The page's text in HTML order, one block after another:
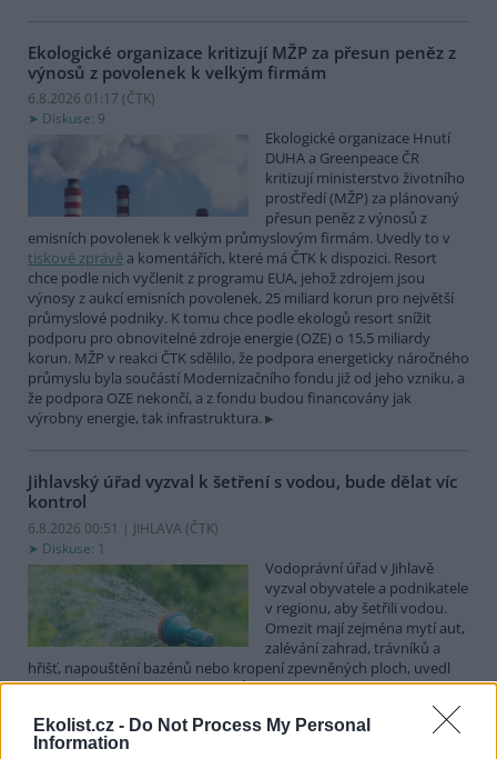
Ekolist.cz - Do Not Process My Personal
Information
Ekologické organizace kritizují MŽP za přesun peněz z
výnosů z povolenek k velkým firmám
6.8.2026 01:17 (ČTK)
Diskuse: 9
Ekologické organizace Hnutí
DUHA a Greenpeace ČR
kritizují ministerstvo životního
prostředí (MŽP) za plánovaný
přesun peněz z výnosů z
emisních povolenek k velkým průmyslovým firmám. Uvedly to v
tiskové zprávě a komentářích, které má ČTK k dispozici. Resort
chce podle nich vyčlenit z programu EUA, jehož zdrojem jsou
výnosy z aukcí emisních povolenek, 25 miliard korun pro největší
průmyslové podniky. K tomu chce podle ekologů resort snížit
podporu pro obnovitelné zdroje energie (OZE) o 15,5 miliardy
korun. MŽP v reakci ČTK sdělilo, že podpora energeticky náročného
průmyslu byla součástí Modernizačního fondu již od jeho vzniku, a
že podpora OZE nekončí, a z fondu budou financovány jak
výrobny energie, tak infrastruktura.
Jihlavský úřad vyzval k šetření s vodou, bude dělat víc
kontrol
6.8.2026 00:51 | JIHLAVA (ČTK)
Diskuse: 1
Vodoprávní úřad v Jihlavě
vyzval obyvatele a podnikatele
v regionu, aby šetřili vodou.
Omezit mají zejména mytí aut,
zalévání zahrad, trávníků a
hřišť, napouštění bazénů nebo kropení zpevněných ploch, uvedl
mluvčí radnice Radovan Daněk. Úřad podle něj bude víc
kontrolovat povolené odběry. Výzva k šetření vodou platí pro
všechny obce spadající pod Jihlavu jako obec s rozšířenou
působností.